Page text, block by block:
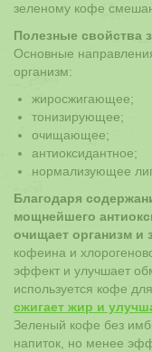
зеленому кофе
Полезные свойства
Основные
организм:
жиросжигающее;
тонизирующее;
очищающее;
антиоксидантное;
нормализующее
Благодаря
мощнейшего
очищает организм и
кофеина и
эффект и улучшает
используется кофе
сжигает жир и
Зеленый кофе без
напиток, но менее